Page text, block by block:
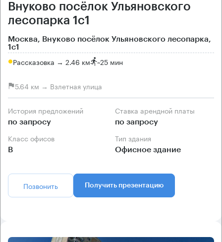
Внуково посёлок Ульяновского
лесопарка 1с1
Москва, Внуково посёлок Ульяновского лесопарка,
1с1
Рассказовка → 2.46 км ~25 мин
5.64 км → Взлетная улица
История предложений
по запросу
Ставка арендной платы
по запросу
Класс офисов
B
Тип здания
Офисное здание
Позвонить Получить презентацию